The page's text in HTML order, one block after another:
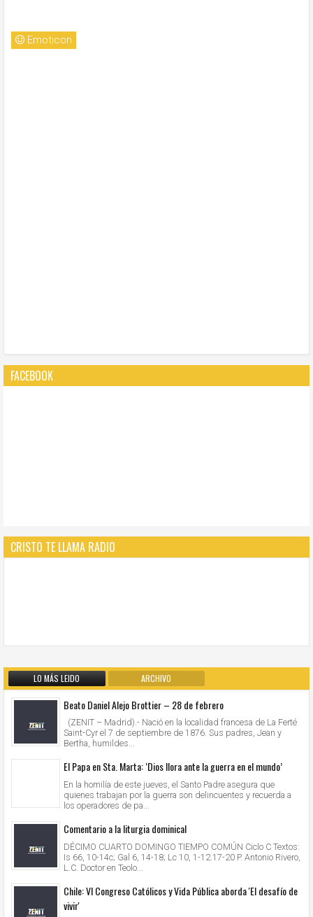
Emoticon
FACEBOOK
CRISTO TE LLAMA RADIO
LO MÁS LEIDO ARCHIVO
Beato Daniel Alejo Brottier – 28 de febrero
(ZENIT – Madrid).- Nació en la localidad francesa de La Ferté
Saint-Cyr el 7 de septiembre de 1876. Sus padres, Jean y
Bertha, humildes...
El Papa en Sta. Marta: ‘Dios llora ante la guerra en el mundo’
En la homilía de este jueves, el Santo Padre asegura que
quienes trabajan por la guerra son delincuentes y recuerda a
los operadores de pa...
Comentario a la liturgia dominical
DÉCIMO CUARTO DOMINGO TIEMPO COMÚN Ciclo C Textos:
Is 66, 10-14c; Gal 6, 14-18; Lc 10, 1-12.17-20 P. Antonio Rivero,
L.C. Doctor en Teolo...
Chile: VI Congreso Católicos y Vida Pública aborda 'El desafío de
vivir'